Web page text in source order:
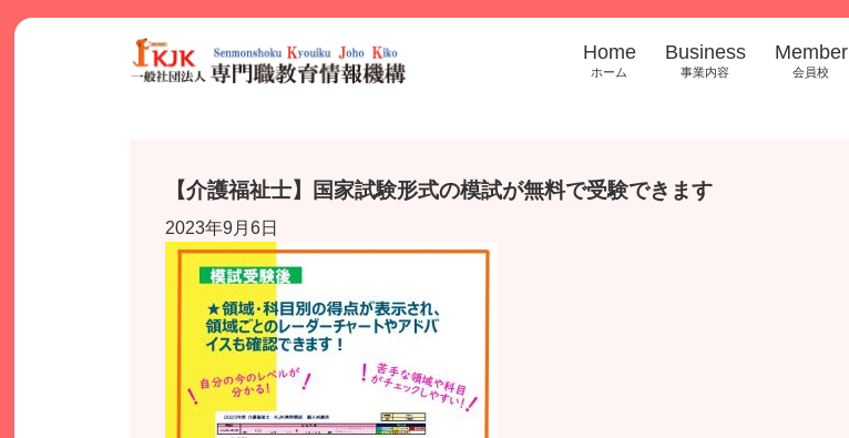
Skip
Home
ホーム
Business
事業内容
Member
会員校
【介護福祉士】国家試験形式の模試が無料で受験できます
2023年9月6日